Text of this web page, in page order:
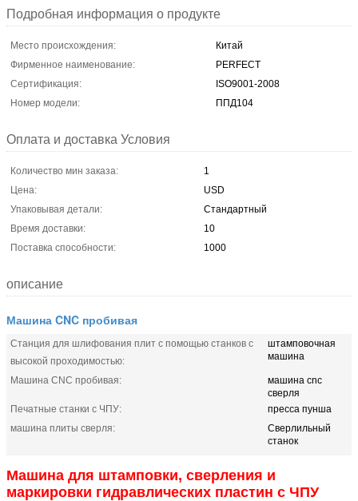
Подробная информация о продукте
Место происхождения:
Китай
Фирменное наименование:
PERFECT
Сертификация:
ISO9001-2008
Номер модели:
ППД104
Оплата и доставка Условия
Количество мин заказа:
1
Цена:
USD
Упаковывая детали:
Стандартный
Время доставки:
10
Поставка способности:
1000
описание
Машина CNC пробивая
Станция для шлифования плит с помощью станков с
высокой проходимостью:
штамповочная
машина
Машина CNC пробивая:
машина cnc
сверля
Печатные станки с ЧПУ:
пресса пунша
машина плиты сверля:
Сверлильный
станок
Машина для штамповки, сверления и
маркировки гидравлических пластин с ЧПУ